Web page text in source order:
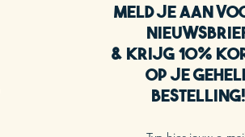
Meld je aan
& krijg 10%
op je
bestelling!